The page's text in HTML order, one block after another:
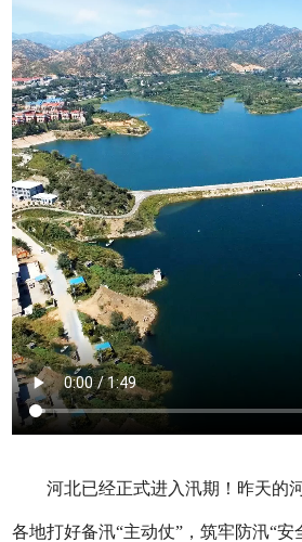
河北已经正式进入汛期！昨天的河
各地打好备汛“主动仗”，筑牢防汛“